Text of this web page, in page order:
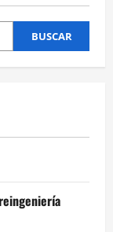
BUSCAR